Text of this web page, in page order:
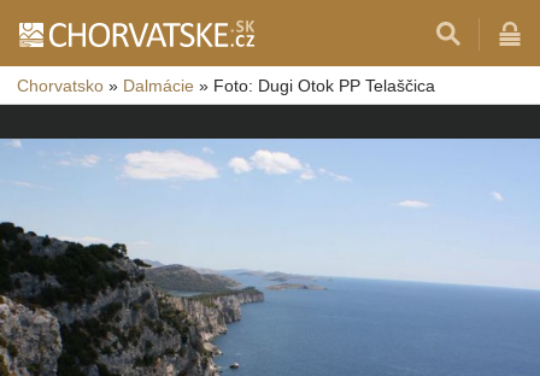
Chorvatsko » Dalmácie » Foto: Dugi Otok PP Telaščica